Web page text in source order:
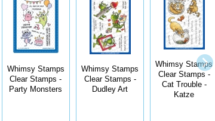
Whimsy Stamps
Clear Stamps -
Party Monsters
Whimsy Stamps
Clear Stamps -
Dudley Art
Whimsy Stamps
Clear Stamps -
Cat Trouble -
Katze